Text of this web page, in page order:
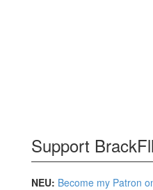
Support
NEU: Become my Patron